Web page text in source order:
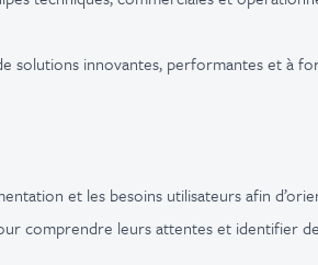
solutions innovantes, performantes et à
et les besoins utilisateurs afin
comprendre leurs attentes et identifier